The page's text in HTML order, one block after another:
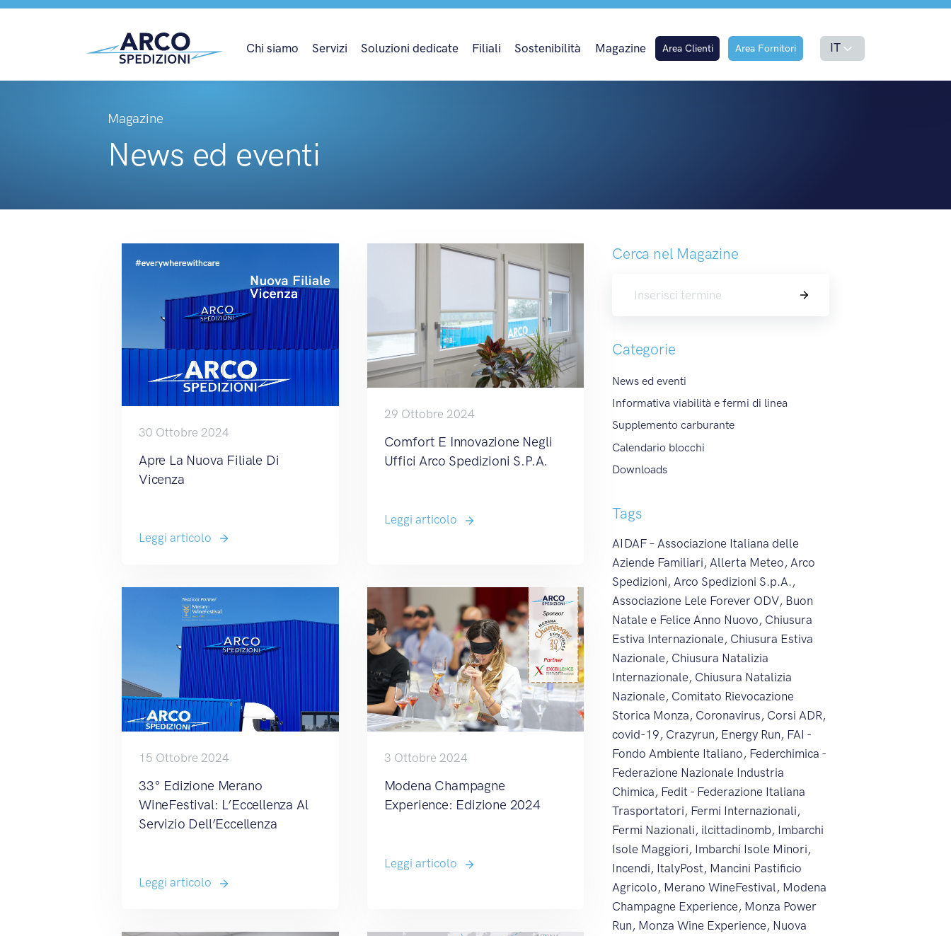
Chi siamo Servizi Soluzioni dedicate Filiali Sostenibilità Magazine Area Clienti Area Fornitori IT
Magazine
News ed eventi
30 Ottobre 2024
Apre La Nuova Filiale Di
Vicenza
Leggi articolo
29 Ottobre 2024
Comfort E Innovazione Negli
Uffici Arco Spedizioni S.p.A.
Leggi articolo
15 Ottobre 2024
33° Edizione Merano
WineFestival: L’Eccellenza Al
Servizio Dell’Eccellenza
Leggi articolo
3 Ottobre 2024
Modena Champagne
Experience: Edizione 2024
Leggi articolo
Cerca nel Magazine
Cerca
Categorie
News ed eventi
Informativa viabilità e fermi di linea
Supplemento carburante
Calendario blocchi
Downloads
Tags
AIDAF – Associazione Italiana delle
Aziende Familiari, Allerta Meteo, Arco
Spedizioni, Arco Spedizioni S.p.A.,
Associazione Lele Forever ODV, Buon
Natale e Felice Anno Nuovo, Chiusura
Estiva Internazionale, Chiusura Estiva
Nazionale, Chiusura Natalizia
Internazionale, Chiusura Natalizia
Nazionale, Comitato Rievocazione
Storica Monza, Coronavirus, Corsi ADR,
covid-19, Crazyrun, Energy Run, FAI -
Fondo Ambiente Italiano, Federchimica -
Federazione Nazionale Industria
Chimica, Fedit - Federazione Italiana
Trasportatori, Fermi Internazionali,
Fermi Nazionali, ilcittadinomb, Imbarchi
Isole Maggiori, Imbarchi Isole Minori,
Incendi, ItalyPost, Mancini Pastificio
Agricolo, Merano WineFestival , Modena
Champagne Experience, Monza Power
Run, Monza Wine Experience, Nuova